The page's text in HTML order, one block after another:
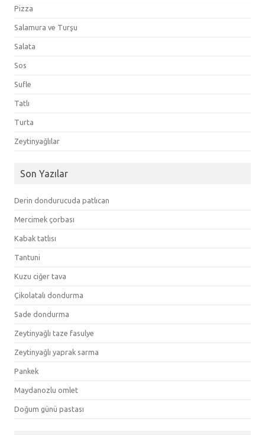
Pizza
Salamura ve Turşu
Salata
Sos
Sufle
Tatlı
Turta
Zeytinyağlılar
Son Yazılar
Derin dondurucuda patlıcan
Mercimek çorbası
Kabak tatlısı
Tantuni
Kuzu ciğer tava
Çikolatalı dondurma
Sade dondurma
Zeytinyağlı taze fasulye
Zeytinyağlı yaprak sarma
Pankek
Maydanozlu omlet
Doğum günü pastası